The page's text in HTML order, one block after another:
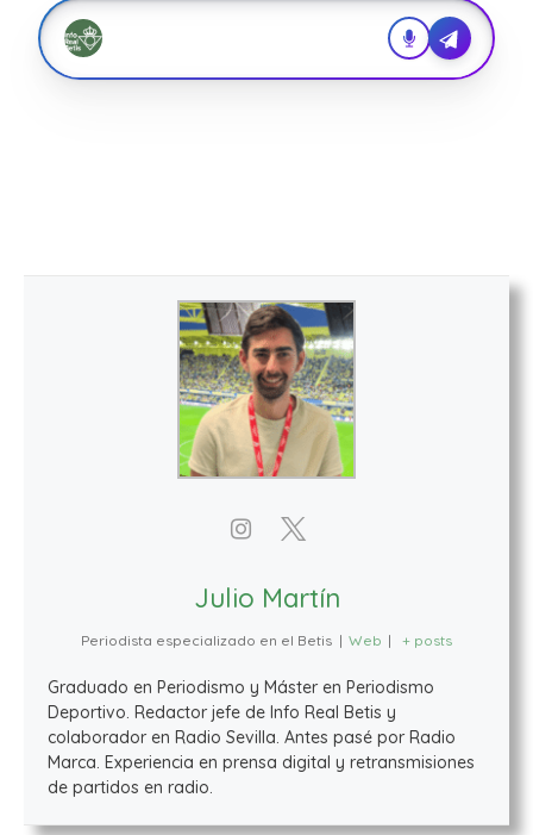
Julio Martín
Periodista especializado en el Betis | Web | + posts
Graduado en Periodismo y Máster en Periodismo
Deportivo. Redactor jefe de Info Real Betis y
colaborador en Radio Sevilla. Antes pasé por Radio
Marca. Experiencia en prensa digital y retransmisiones
de partidos en radio.